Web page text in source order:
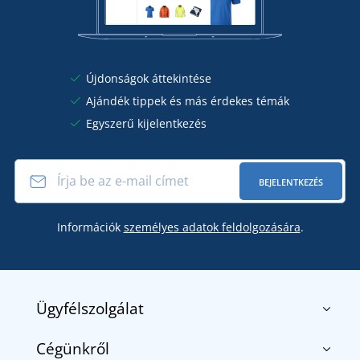
Újdonságok áttekintése
Ajándék tippek és más érdekes témák
Egyszerű kijelentkezés
BEJELENTKEZÉS
Információk személyes adatok feldolgozására.
Ügyfélszolgálat
Kapcsolat
Cégünkről